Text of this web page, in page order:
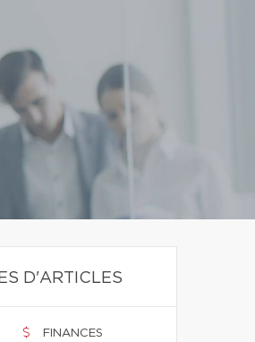
D'ARTICLES
FINANCES